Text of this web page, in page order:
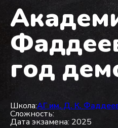
год
Школа:АГ им. Д. К.
Сложность:
Дата экзамена: 2025